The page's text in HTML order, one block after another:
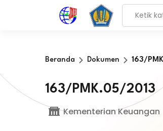
Beranda Dokumen 163/
163/PMK.05/2013
Kementerian Keuangan